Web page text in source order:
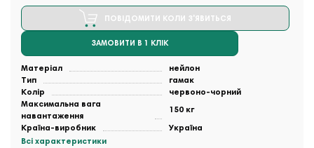
ПОВІДОМИТИ КОЛИ З'ЯВИТЬСЯ
ЗАМОВИТИ В 1 КЛІК
Матеріал
нейлон
Тип
гамак
Колір
червоно-чорний
Максимальна вага
навантаження
150 кг
Країна-виробник
Україна
Всі характеристики